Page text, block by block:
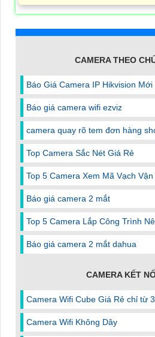
CAMERA THEO
Báo Giá Camera IP Hikvision Mới
Báo giá camera wifi ezviz
camera quay rõ tem đơn hàng
Top Camera Sắc Nét Giá Rẻ
Top 5 Camera Xem Mã Vạch
Báo giá camera 2 mắt
Top 5 Camera Lắp Công Trình
Báo giá camera 2 mắt dahua
CAMERA KẾT
Camera Wifi Cube Giá Rẻ chỉ từ
Camera Wifi Không Dây